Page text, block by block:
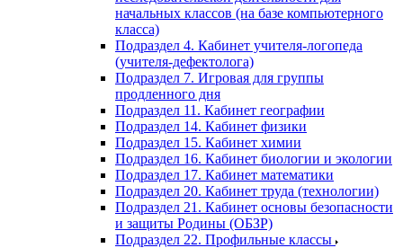
начальных классов (на базе компьютерного
класса)
Подраздел 4. Кабинет учителя-логопеда
(учителя-дефектолога)
Подраздел 7. Игровая для группы
продленного дня
Подраздел 11. Кабинет географии
Подраздел 14. Кабинет физики
Подраздел 15. Кабинет химии
Подраздел 16. Кабинет биологии и экологии
Подраздел 17. Кабинет математики
Подраздел 20. Кабинет труда (технологии)
Подраздел 21. Кабинет основы безопасности
и защиты Родины (ОБЗР)
Подраздел 22. Профильные классы